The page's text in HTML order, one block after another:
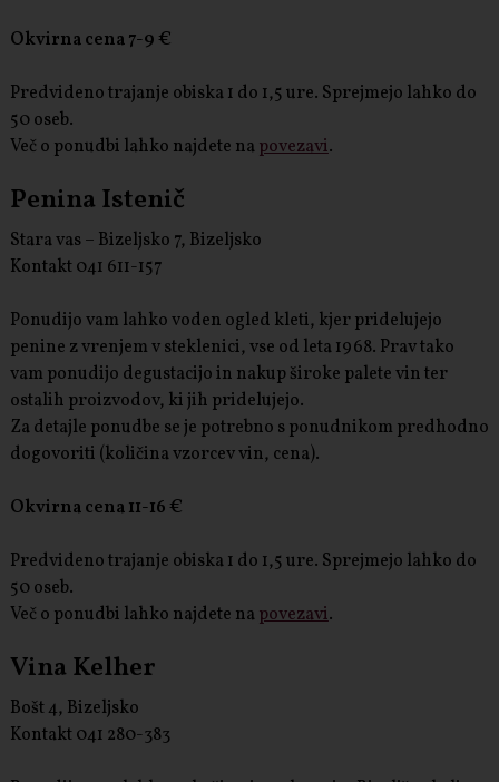
Okvirna cena 7-9 €
Predvideno trajanje obiska 1 do 1,5 ure. Sprejmejo lahko do
50 oseb.
Več o ponudbi lahko najdete napovezavi.
Penina Istenič
Stara vas – Bizeljsko 7, Bizeljsko
Kontakt 041 611-157
Ponudijo vam lahko voden ogled kleti, kjer pridelujejo
penine z vrenjem v steklenici, vse od leta 1968. Prav tako
vam ponudijo degustacijo in nakup široke palete vin ter
ostalih proizvodov, ki jih pridelujejo.
Za detajle ponudbe se je potrebno s ponudnikom predhodno
dogovoriti (količina vzorcev vin, cena).
Okvirna cena 11-16 €
Predvideno trajanje obiska 1 do 1,5 ure. Sprejmejo lahko do
50 oseb.
Več o ponudbi lahko najdete napovezavi.
Vina Kelher
Bošt 4, Bizeljsko
Kontakt 041 280-383